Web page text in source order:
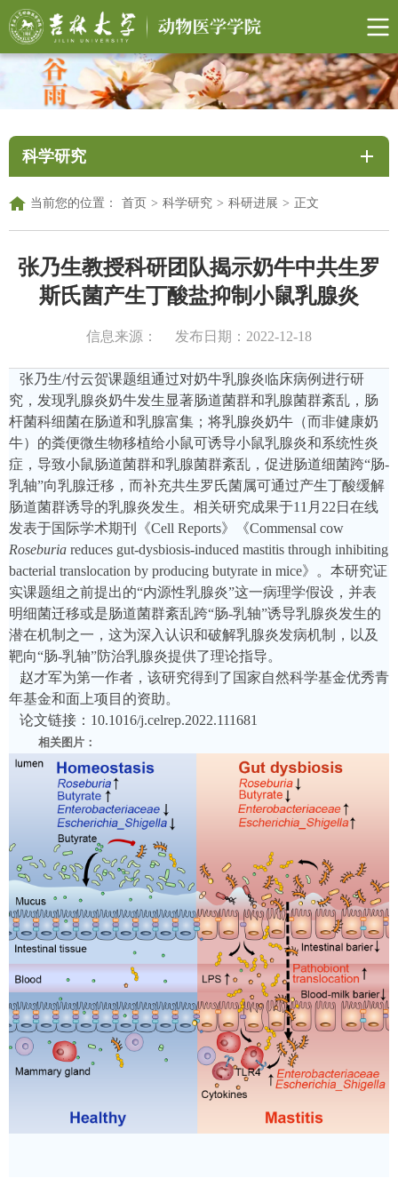
科学研究
当前您的位置： 首页 > 科学研究 > 科研进展 > 正文
张乃生教授科研团队揭示奶牛中共生罗
斯氏菌产生丁酸盐抑制小鼠乳腺炎
信息来源： 发布日期：2022-12-18
张乃生/付云贺课题组通过对奶牛乳腺炎临床病例进行研
究，发现乳腺炎奶牛发生显著肠道菌群和乳腺菌群紊乱，肠
杆菌科细菌在肠道和乳腺富集；将乳腺炎奶牛（而非健康奶
牛）的粪便微生物移植给小鼠可诱导小鼠乳腺炎和系统性炎
症，导致小鼠肠道菌群和乳腺菌群紊乱，促进肠道细菌跨“肠-
乳轴”向乳腺迁移，而补充共生罗氏菌属可通过产生丁酸缓解
肠道菌群诱导的乳腺炎发生。相关研究成果于11月22日在线
发表于国际学术期刊《Cell Reports》《Commensal cow
Roseburia reduces gut-dysbiosis-induced mastitis through inhibiting
bacterial translocation by producing butyrate in mice》。本研究证
实课题组之前提出的“内源性乳腺炎”这一病理学假设，并表
明细菌迁移或是肠道菌群紊乱跨“肠-乳轴”诱导乳腺炎发生的
潜在机制之一，这为深入认识和破解乳腺炎发病机制，以及
靶向“肠-乳轴”防治乳腺炎提供了理论指导。
赵才军为第一作者，该研究得到了国家自然科学基金优秀青
年基金和面上项目的资助。
论文链接： 10.1016/j.celrep.2022.111681
相关图片：